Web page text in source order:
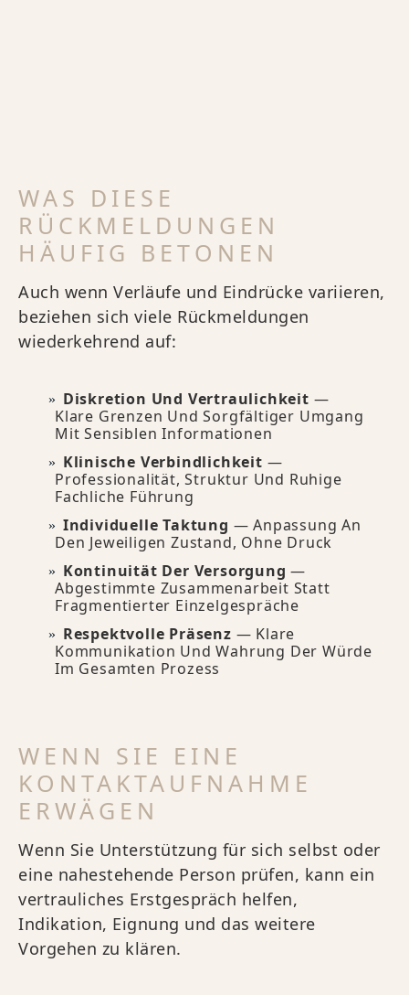
WAS DIESE
RÜCKMELDUNGEN
HÄUFIG BETONEN
Auch wenn Verläufe und Eindrücke variieren,
beziehen sich viele Rückmeldungen
wiederkehrend auf:
Diskretion Und Vertraulichkeit —
Klare Grenzen Und Sorgfältiger Umgang
Mit Sensiblen Informationen
Klinische Verbindlichkeit —
Professionalität, Struktur Und Ruhige
Fachliche Führung
Individuelle Taktung — Anpassung An
Den Jeweiligen Zustand, Ohne Druck
Kontinuität Der Versorgung —
Abgestimmte Zusammenarbeit Statt
Fragmentierter Einzelgespräche
Respektvolle Präsenz — Klare
Kommunikation Und Wahrung Der Würde
Im Gesamten Prozess
WENN SIE EINE
KONTAKTAUFNAHME
ERWÄGEN
Wenn Sie Unterstützung für sich selbst oder
eine nahestehende Person prüfen, kann ein
vertrauliches Erstgespräch helfen,
Indikation, Eignung und das weitere
Vorgehen zu klären.